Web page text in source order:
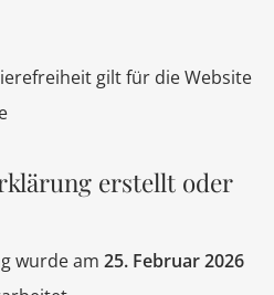
gilt für die Website
erstellt oder
wurde am 25. Februar 2026